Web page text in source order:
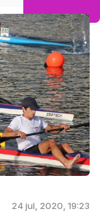
24 jul, 2020, 19:23